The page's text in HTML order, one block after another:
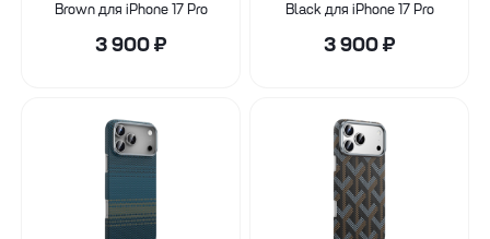
Brown для iPhone 17 Pro
3 900₽
Black для iPhone 17 Pro
3 900₽